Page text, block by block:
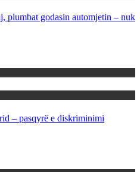
plumbat godasin automjetin – nuk
– pasqyrë e diskriminimi